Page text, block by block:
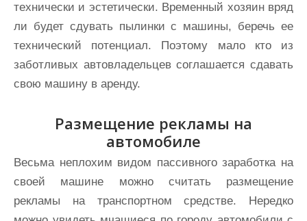
технически и эстетически. Временный хозяин вряд
ли будет сдувать пылинки с машины, беречь ее
технический потенциал. Поэтому мало кто из
заботливых автовладельцев соглашается сдавать
свою машину в аренду.
Размещение рекламы на
автомобиле
Весьма неплохим видом пассивного заработка на
своей машине можно считать размещение
рекламы на транспортном средстве. Нередко